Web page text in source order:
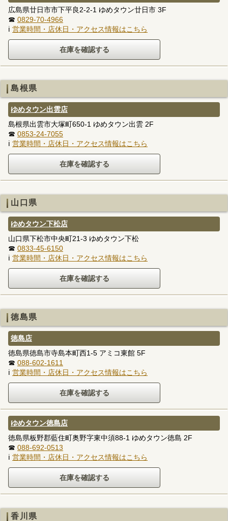
広島県廿日市市下平良2-2-1 ゆめタウン廿日市 3F
☎ 0829-70-4966
ℹ 営業時間・店休日・アクセス情報はこちら
島根県
ゆめタウン出雲店
島根県出雲市大塚町650-1 ゆめタウン出雲 2F
☎ 0853-24-7055
ℹ 営業時間・店休日・アクセス情報はこちら
山口県
ゆめタウン下松店
山口県下松市中央町21-3 ゆめタウン下松
☎ 0833-45-6150
ℹ 営業時間・店休日・アクセス情報はこちら
徳島県
徳島店
徳島県徳島市寺島本町西1-5 アミコ東館 5F
☎ 088-602-1611
ℹ 営業時間・店休日・アクセス情報はこちら
ゆめタウン徳島店
徳島県板野郡藍住町奥野字東中須88-1 ゆめタウン徳島 2F
☎ 088-692-0513
ℹ 営業時間・店休日・アクセス情報はこちら
香川県